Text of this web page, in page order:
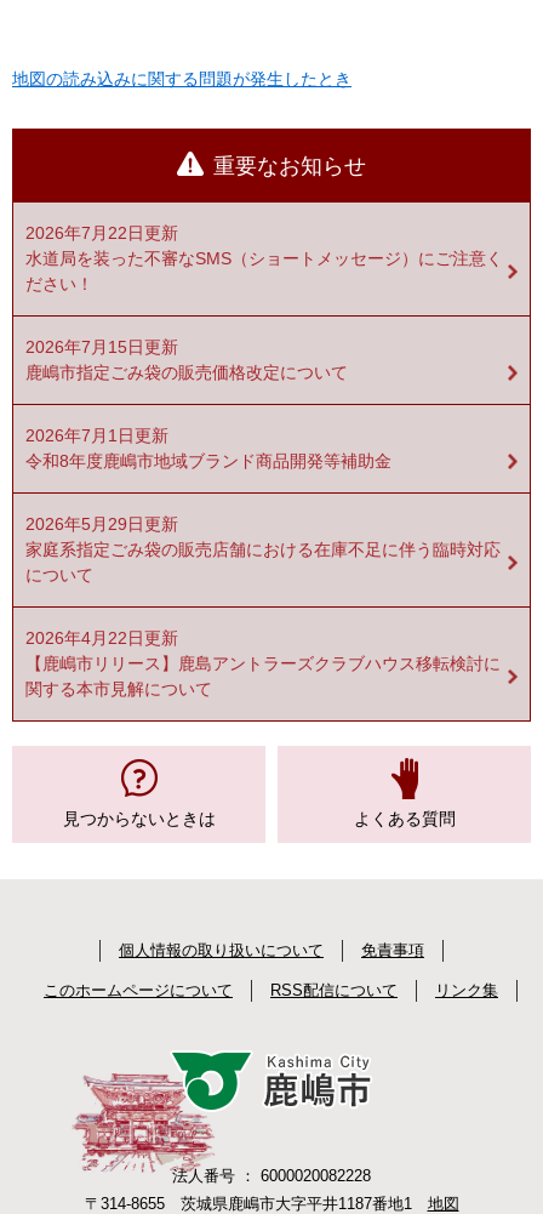
地図の読み込みに関する問題が発生したとき
重要なお知らせ
2026年7月22日更新
水道局を装った不審なSMS（ショートメッセージ）にご注意く
ださい！
2026年7月15日更新
鹿嶋市指定ごみ袋の販売価格改定について
2026年7月1日更新
令和8年度鹿嶋市地域ブランド商品開発等補助金
2026年5月29日更新
家庭系指定ごみ袋の販売店舗における在庫不足に伴う臨時対応
について
2026年4月22日更新
【鹿嶋市リリース】鹿島アントラーズクラブハウス移転検討に
関する本市見解について
見つからないときは よくある質問
個人情報の取り扱いについて 免責事項
このホームページについて RSS配信について リンク集
法人番号 ： 6000020082228
〒314-8655 茨城県鹿嶋市大字平井1187番地1 地図